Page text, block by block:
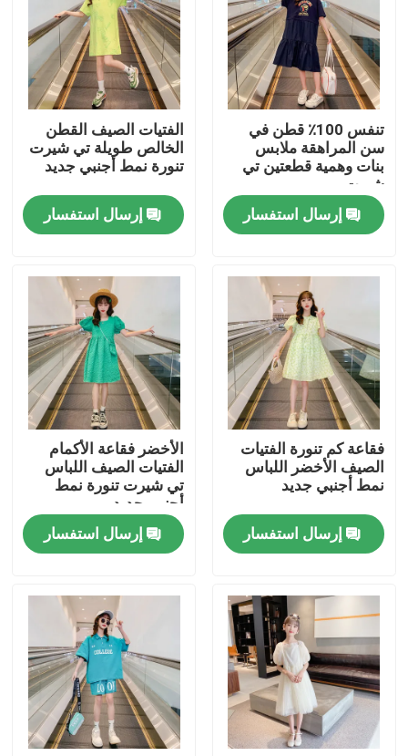
مسكن
معلومات عنا
جولة في المعمل
مراقبة الجودة
اتصل بنا
ملابس الفتيات الصغيرات
ملابس الأولاد في سن المراهقة
مجموعة ملابس الأطفال
تنفس 100٪ قطن في
سن المراهقة ملابس
بنات وهمية قطعتين تي
شيرت
إرسال استفسار
الفتيات الصيف القطن
الخالص طويلة تي شيرت
تنورة نمط أجنبي جديد
إرسال استفسار
فقاعة كم تنورة الفتيات
الصيف الأخضر اللباس
نمط أجنبي جديد
إرسال استفسار
الأخضر فقاعة الأكمام
الفتيات الصيف اللباس
تي شيرت تنورة نمط
أجنبي جديد
إرسال استفسار